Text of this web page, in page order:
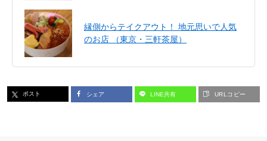
縁側からテイクアウト！ 地元思いで人気
のお店 （東京・三軒茶屋）
ポスト シェア LINE共有 URLコピー